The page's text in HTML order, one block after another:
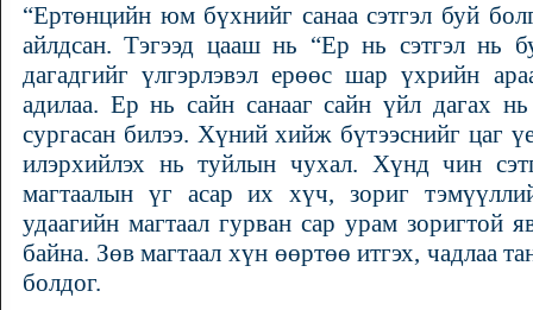
“Ертөнцийн юм бүхнийг санаа сэтгэл буй
айлдсан. Тэгээд цааш нь “Ер нь сэтгэл нь
дагадгийг үлгэрлэвэл ерөөс шар үхрийн
адилаа. Ер нь сайн санааг сайн үйл дагах
сургасан билээ. Хүний хийж бүтээснийг цаг
илэрхийлэх нь туйлын чухал. Хүнд чин
магтаалын үг асар их хүч, зориг
удаагийн магтаал гурван сар урам зоригтой
байна. Зөв магтаал хүн өөртөө итгэх, чадлаа
болдог.